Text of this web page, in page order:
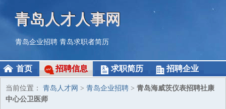
青岛人才人事网
青岛企业招聘 青岛求职者简历
首页 招聘信息 求职简历 招聘企业
当前位置： 青岛人才网 > 青岛企业招聘 > 青岛海威茨仪表招聘社康
中心公卫医师